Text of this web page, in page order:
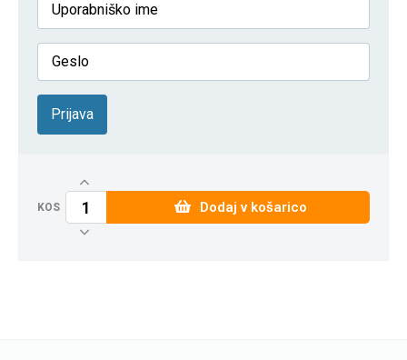
Prijava
KOS Dodaj v košarico